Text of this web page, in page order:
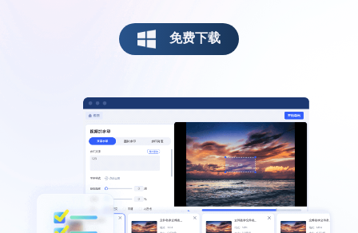
免费下载
我的视频质量，这点不就是我们所追求的
界面干净，操作简单